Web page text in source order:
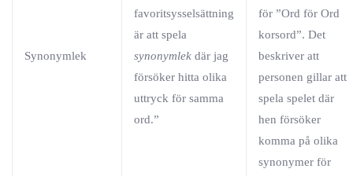
Synonymlek
favoritsysselsättning
är att spela
synonymlek där jag
försöker hitta olika
uttryck för samma
ord.”
för ”Ord för Ord
korsord”. Det
beskriver att
personen gillar att
spela spelet där
hen försöker
komma på olika
synonymer för